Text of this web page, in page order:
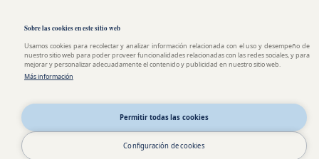
Sobre las cookies en este sitio web
Usamos cookies para recolectar y analizar información relacionada con el uso y desempeño de
nuestro sitio web para poder proveer funcionalidades relacionadas con las redes sociales, y para
mejorar y personalizar adecuadamente el contenido y publicidad en nuestro sitio web.
Más información
Permitir todas las cookies
Configuración de cookies